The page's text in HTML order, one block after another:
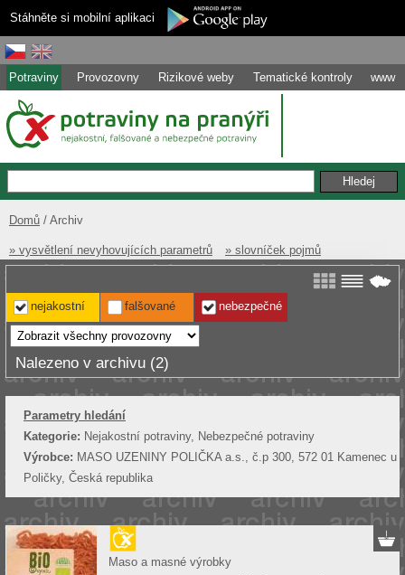
Stáhněte si mobilní aplikaci
Potraviny Provozovny Rizikové weby Tematické kontroly www
Domů Archiv
» vysvětlení nevyhovujících parametrů » slovníček pojmů
nejakostní falšované nebezpečné
Nalezeno v archivu (2)
Parametry hledání
Kategorie: Nejakostní potraviny, Nebezpečné potraviny
Výrobce: MASO UZENINY POLIČKA a.s., č.p 300, 572 01 Kamenec u
Poličky, Česká republika
Maso a masné výrobky